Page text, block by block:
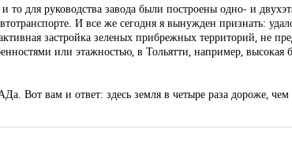
для руководства завода были построены одно- и
И все же сегодня я вынужден признать:
застройка зеленых прибрежных территорий, не
или этажностью, в Тольятти, например, высокая
Вот вам и ответ: здесь земля в четыре раза дороже,